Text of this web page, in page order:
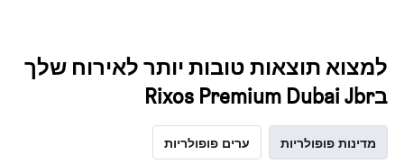
למצוא תוצאות טובות יותר לאירוח שלך
בRixos Premium Dubai Jbr
מדינות פופולריות ערים פופולריות